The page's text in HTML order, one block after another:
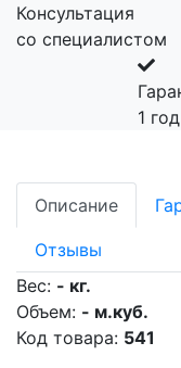
Консультация
со специалистом
1 год
Описание
Отзывы
Вес: - кг.
Объем: - м.куб.
Код товара: 541